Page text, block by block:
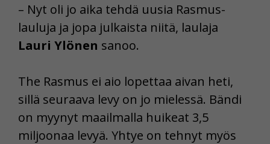
– Nyt oli jo aika tehdä uusia Rasmus-
lauluja ja jopa julkaista niitä, laulaja
Lauri Ylönen sanoo.
The Rasmus ei aio lopettaa aivan heti,
sillä seuraava levy on jo mielessä. Bändi
on myynyt maailmalla huikeat 3,5
miljoonaa levyä. Yhtye on tehnyt myös